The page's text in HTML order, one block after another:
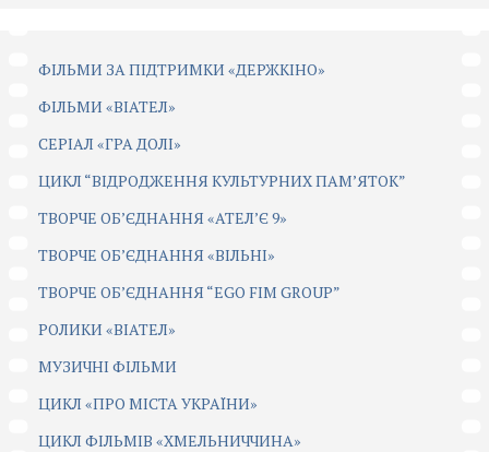
ФІЛЬМИ ЗА ПІДТРИМКИ «ДЕРЖКІНО»
ФІЛЬМИ «ВІАТЕЛ»
СЕРІАЛ «ГРА ДОЛІ»
ЦИКЛ “ВІДРОДЖЕННЯ КУЛЬТУРНИХ ПАМ’ЯТОК”
ТВОРЧЕ ОБ’ЄДНАННЯ «АТЕЛ’Є 9»
ТВОРЧЕ ОБ’ЄДНАННЯ «ВІЛЬНІ»
ТВОРЧЕ ОБ’ЄДНАННЯ “EGO FIM GROUP”
РОЛИКИ «ВІАТЕЛ»
МУЗИЧНІ ФІЛЬМИ
ЦИКЛ «ПРО МІСТА УКРАЇНИ»
ЦИКЛ ФІЛЬМІВ «ХМЕЛЬНИЧЧИНА»